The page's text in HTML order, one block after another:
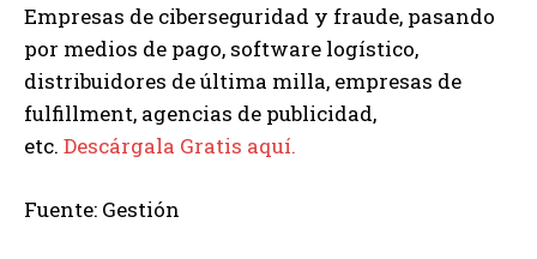
Empresas de ciberseguridad y fraude, pasando
por medios de pago, software logístico,
distribuidores de última milla, empresas de
fulfillment, agencias de publicidad,
etc. Descárgala Gratis aquí.
Fuente: Gestión